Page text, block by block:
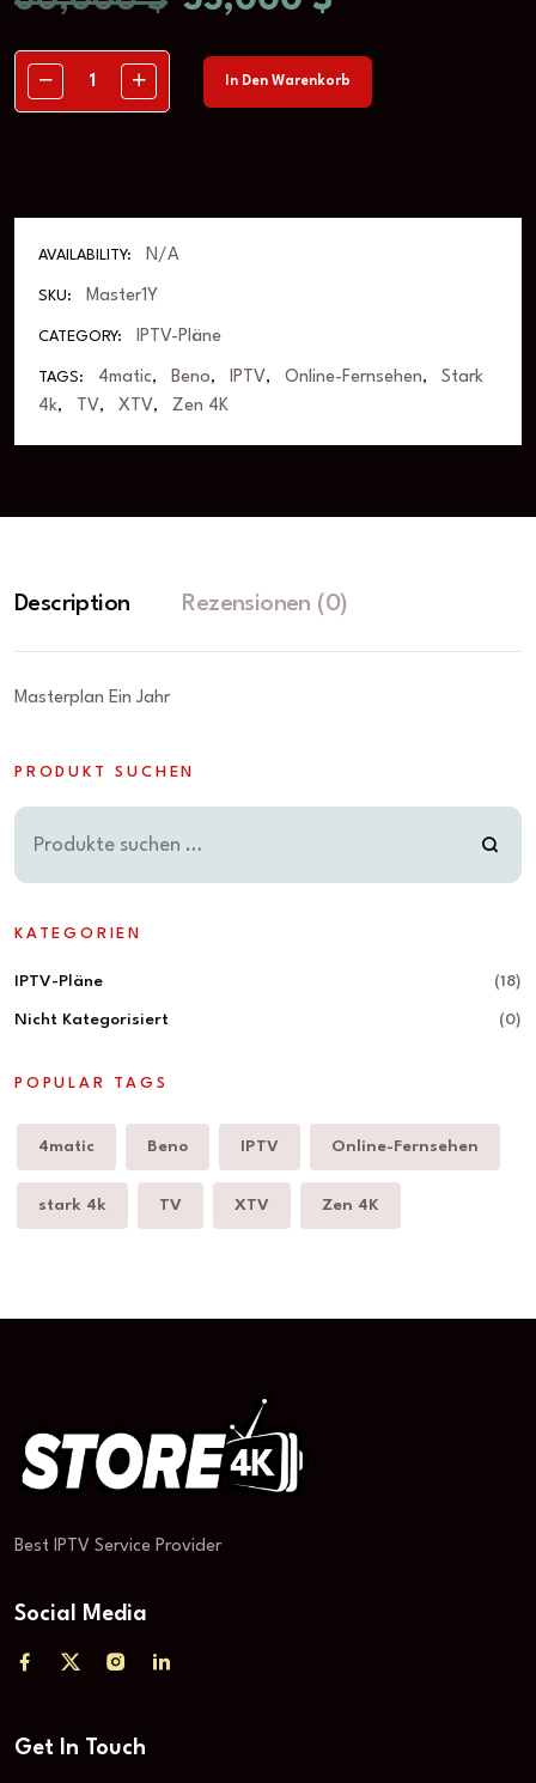
In Den Warenkorb
AVAILABILITY: N/A
SKU: Master1Y
CATEGORY: IPTV-Pläne
TAGS: 4matic, Beno, IPTV, Online-Fernsehen,
Stark
4k, TV, XTV, Zen 4K
Description Rezensionen (0)
Masterplan Ein Jahr
PRODUKT SUCHEN
KATEGORIEN
IPTV-Pläne (18)
Nicht Kategorisiert (0)
POPULAR TAGS
4matic Beno IPTV Online-Fernsehen
stark 4k TV XTV Zen 4K
Best IPTV Service Provider
Social Media
Get In Touch